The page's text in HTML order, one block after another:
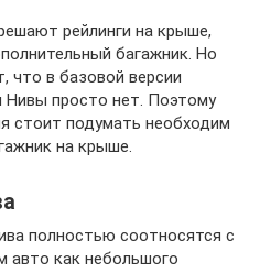
рейлинги на крыше,
багажник. Но
что в базовой версии
Нивы просто нет. Поэтому
стоит подумать необходим
на крыше.
полностью соотносятся с
авто как небольшого